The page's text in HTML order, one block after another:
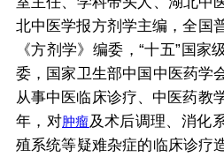
北中医学报方剂学主编，全国
《方剂学》编委，“十五”国家
委，国家卫生部中国中医药学
从事中医临床诊疗、中医药教
年，对肿瘤及术后调理、消化
殖系统等疑难杂症的临床诊疗